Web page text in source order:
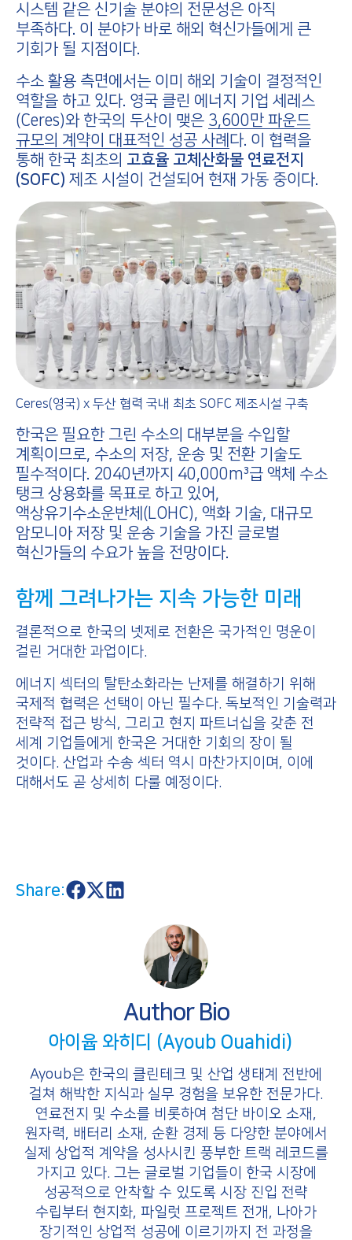
시스템 같은 신기술 분야의 전문성은 아직
부족하다. 이 분야가 바로 해외 혁신가들에게 큰
기회가 될 지점이다.
수소 활용 측면에서는 이미 해외 기술이 결정적인
역할을 하고 있다. 영국 클린 에너지 기업 세레스
(Ceres)와 한국의 두산이 맺은 3,600만 파운드
규모의 계약이 대표적인 성공 사례 다. 이 협력을
통해 한국 최초의 고효율 고체산화물 연료전지
(SOFC) 제조 시설이 건설되어 현재 가동 중이다.
Ceres(영국) x 두산 협력 국내 최초 SOFC 제조시설 구축
한국은 필요한 그린 수소의 대부분을 수입할
계획이므로, 수소의 저장, 운송 및 전환 기술도
필수적이다. 2040년까지 40,000m³급 액체 수소
탱크 상용화를 목표로 하고 있어,
액상유기수소운반체(LOHC), 액화 기술, 대규모
암모니아 저장 및 운송 기술을 가진 글로벌
혁신가들의 수요가 높을 전망이다.
함께 그려나가는 지속 가능한 미래
결론적으로 한국의 넷제로 전환은 국가적인 명운이
걸린 거대한 과업이다.
에너지 섹터의 탈탄소화라는 난제를 해결하기 위해
국제적 협력은 선택이 아닌 필수다. 독보적인 기술력과
전략적 접근 방식, 그리고 현지 파트너십을 갖춘 전
세계 기업들에게 한국은 거대한 기회의 장이 될
것이다. 산업과 수송 섹터 역시 마찬가지이며, 이에
대해서도 곧 상세히 다룰 예정이다.
Share:S
b
o
k
S
S
e
d
n
Author Bio
아이윱 와히디 (Ayoub Ouahidi)
Ayoub은 한국의 클린테크 및 산업 생태계 전반에
걸쳐 해박한 지식과 실무 경험을 보유한 전문가다.
연료전지 및 수소를 비롯하여 첨단 바이오 소재,
원자력, 배터리 소재, 순환 경제 등 다양한 분야에서
실제 상업적 계약을 성사시킨 풍부한 트랙 레코드를
가지고 있다. 그는 글로벌 기업들이 한국 시장에
성공적으로 안착할 수 있도록 시장 진입 전략
수립부터 현지화, 파일럿 프로젝트 전개, 나아가
장기적인 상업적 성공에 이르기까지 전 과정을